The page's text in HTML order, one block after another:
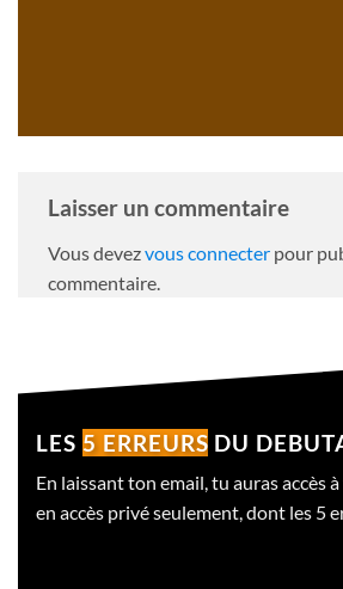
Laisser un commentaire
Vous devezvous connecter pour
commentaire.
LES 5 ERREURS DU
En laissant ton email, tu auras accès
en accès privé seulement, dont les 5